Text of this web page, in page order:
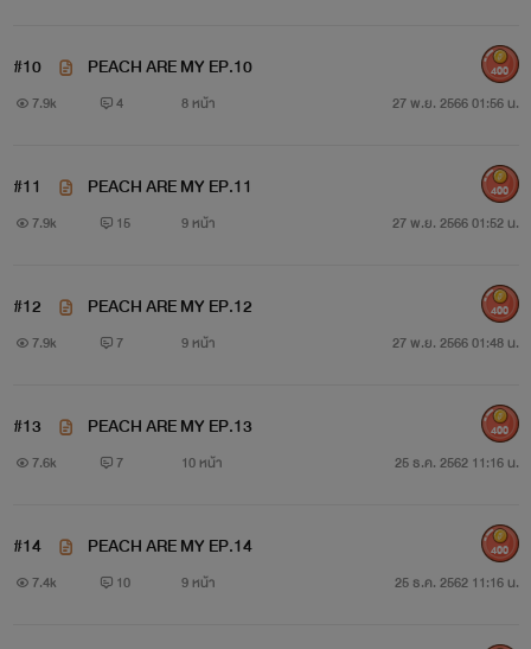
ลูกพีช อายุ 19
ลูกครึ่งไทย-ญี่ปุ่น เรียนคณะนิเทศศาสตร์ปี1
แสบซนไม่ยอมใคร
"พี่แล้วไงทำตัวน่าเคารพตายแหละ"
"ถ้าแม่ฉันไม่มาขอให้เธออยู่ด้วยอย่าหวังว่าเธอจะได้มาอยู่ห้องฉัน
#10 PEACH ARE MY EP.10
7.9k 4 8 หน้า 27 พ.ย. 2566 01:56 น.
400
#11 PEACH ARE MY EP.11
7.9k 15 9 หน้า 27 พ.ย. 2566 01:52 น.
400
#12 PEACH ARE MY EP.12
7.9k 7 9 หน้า 27 พ.ย. 2566 01:48 น.
400
#13 ​PEACH ARE MY EP.13​
7.6k 7 10 หน้า 25 ธ.ค. 2562 11:16 น.
400
#14 PEACH ARE MY EP.14
7.4k 10 9 หน้า 25 ธ.ค. 2562 11:16 น.
400